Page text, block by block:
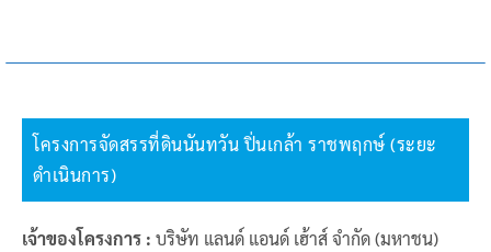
โครงการจัดสรรที่ดินนันทวัน ปิ่นเกล้า ราชพฤกษ์ (ระยะ
ดำเนินการ)
เจ้าของโครงการ : บริษัท แลนด์ แอนด์ เฮ้าส์ จำกัด (มหาชน)